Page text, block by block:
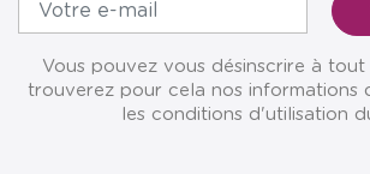
Vous pouvez vous désinscrire à tout
trouverez pour cela nos informations
les conditions d'utilisation